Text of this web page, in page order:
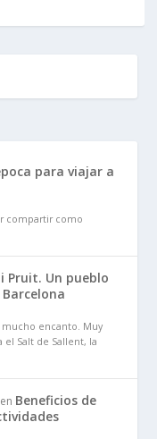
para viajar a
compartir como
Pruit. Un pueblo
encanto. Muy
Salt de Sallent, la
en Beneficios de